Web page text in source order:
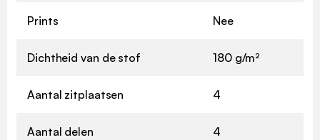
Prints Nee
Dichtheid van de stof 180 g/m²
Aantal zitplaatsen 4
Aantal delen 4